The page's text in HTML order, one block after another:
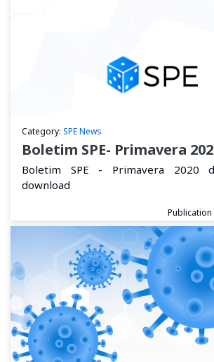
Category: SPE News
Boletim SPE- Primavera
Boletim SPE - Primavera 2020
download
Publication